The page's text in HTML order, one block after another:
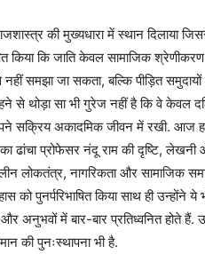
की मुख्यधारा में स्थान दिलाया
किया कि जाति केवल सामाजिक श्रेणीकरण
समझा जा सकता, बल्कि पीड़ित समुदायों
से थोड़ा सा भी गुरेज नहीं है कि वे केवल
अपने सक्रिय अकादमिक जीवन में रखी. आज
ढांचा प्रोफेसर नंदू राम की दृष्टि, लेखनी
लोकतंत्र, नागरिकता और सामाजिक
पुनर्परिभाषित किया साथ ही उन्होंने ये
अनुभवों में बार-बार प्रतिध्वनित होते हैं.
की पुनःस्थापना भी है.